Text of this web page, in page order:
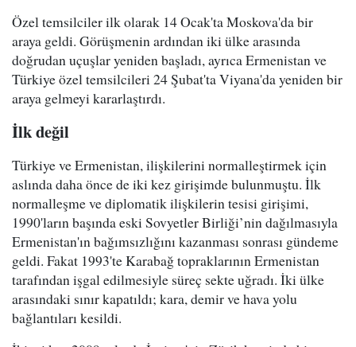
Özel temsilciler ilk olarak 14 Ocak'ta Moskova'da bir
araya geldi. Görüşmenin ardından iki ülke arasında
doğrudan uçuşlar yeniden başladı, ayrıca Ermenistan ve
Türkiye özel temsilcileri 24 Şubat'ta Viyana'da yeniden bir
araya gelmeyi kararlaştırdı.
İlk değil
Türkiye ve Ermenistan, ilişkilerini normalleştirmek için
aslında daha önce de iki kez girişimde bulunmuştu. İlk
normalleşme ve diplomatik ilişkilerin tesisi girişimi,
1990'ların başında eski Sovyetler Birliği’nin dağılmasıyla
Ermenistan'ın bağımsızlığını kazanması sonrası gündeme
geldi. Fakat 1993'te Karabağ topraklarının Ermenistan
tarafından işgal edilmesiyle süreç sekte uğradı. İki ülke
arasındaki sınır kapatıldı; kara, demir ve hava yolu
bağlantıları kesildi.